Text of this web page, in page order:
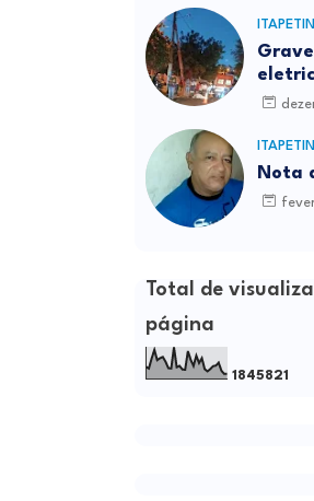
Nota
Total de
página
1 845821